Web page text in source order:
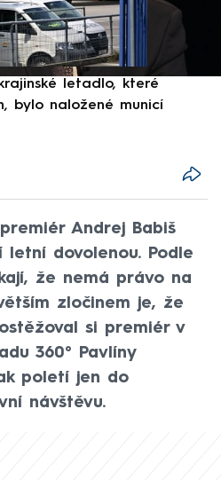
letadlo, které
bylo naložené municí
Andrej Babiš
letní dovolenou. Podle
že nemá právo na
zločinem je, že
si premiér v
360° Pavlíny
poletí jen do
návštěvu.